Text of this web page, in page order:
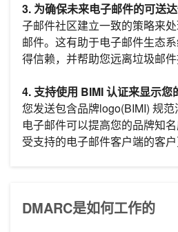
3. 为确保未来电子邮件的可送达
子邮件社区建立一致的策略来
邮件。这有助于电子邮件生态
得信赖，并帮助您远离垃圾邮件
4. 支持使用 BIMI 认证来显示您
您发送包含品牌logo(BIMI) 规
电子邮件可以提高您的品牌知
受支持的电子邮件客户端的客户
DMARC是如何工作的